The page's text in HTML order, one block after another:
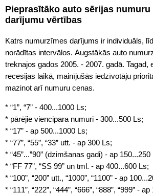
Pieprasītāko auto sērijas
darījumu vērtības
Katrs numurzīmes darījums ir individuāls,
norādītas intervālos. Augstākās auto
treknajos gados 2005. - 2007. gadā. Tagad,
recesijas laikā, mainījušās iedzīvotāju
mazinot arī numuru cenas.
* “1”, “7” - 400...1000 Ls;
* pārējie viencipara numuri - 300...500 Ls;
* “17” - ap 500...1000 Ls;
* “77”, “55”, “33” utt. - ap 300 Ls;
* “45”...”90” (dzimšanas gadi) - ap 150...250
* “FF 77”, “SS 99” un tml. - ap 400...600 Ls;
* “100”, “200” utt., “1000”, “1100” - ap
* “111”, “222”, “444”, “666”, “888”, “999” -